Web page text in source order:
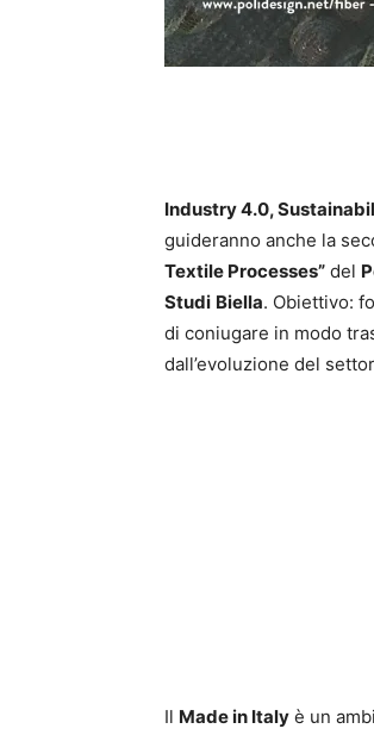
Industry 4.0,
guideranno anche la
Textile Processes” del
Studi Biella. Obiettivo:
di coniugare in modo
dall’evoluzione del
Il Made in Italy è un